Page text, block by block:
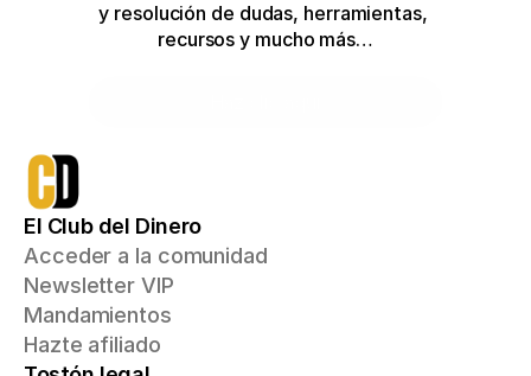
y resolución de dudas, herramientas,
recursos y mucho más…
El Club del Dinero
Acceder a la comunidad
Newsletter VIP
Mandamientos
Hazte afiliado